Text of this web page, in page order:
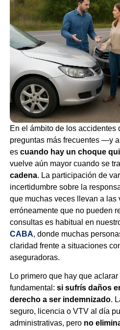
En el ámbito de los accidentes
preguntas más frecuentes —y
es cuando hay un choque
vuelve aún mayor cuando se
cadena. La participación de
incertidumbre sobre la
que muchas veces llevan a las
erróneamente que no pueden
consultas es habitual en
CABA, donde muchas
claridad frente a situaciones
aseguradoras.
Lo primero que hay que
fundamental: si sufrís daños
derecho a ser indemnizado.
seguro, licencia o VTV al día
administrativas, pero no